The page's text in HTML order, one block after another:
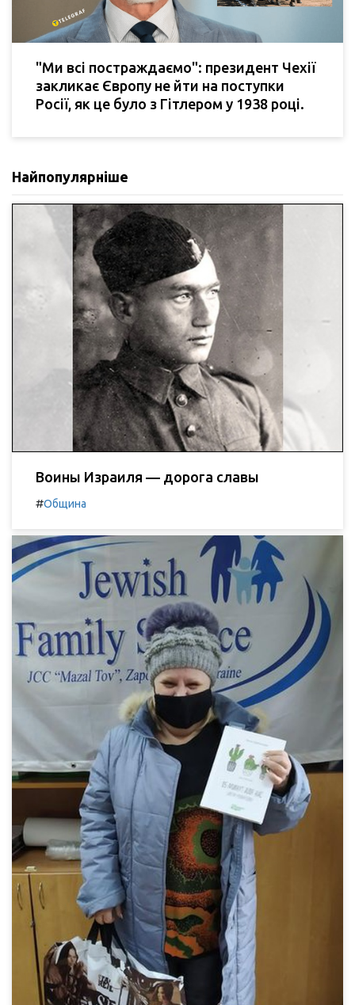
"Ми всі постраждаємо": президент Чехії
закликає Європу не йти на поступки
Росії, як це було з Гітлером у 1938 році.
Найпопулярніше
Воины Израиля — дорога славы
#Община